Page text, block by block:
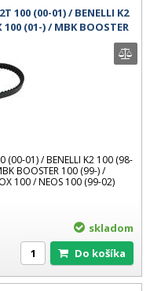
100 (00-01) / BENELLI K2
100 (01-) / MBK BOOSTER
(00-01) / BENELLI K2 100 (98-
BOOSTER 100 (99-) /
100 / NEOS 100 (99-02)
skladom
Do košíka